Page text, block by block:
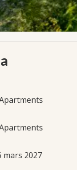
mars 2027